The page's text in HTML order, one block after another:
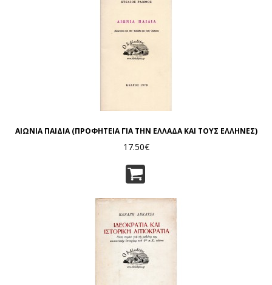
ΑΙΩΝΙΑ ΠΑΙΔΙΑ (ΠΡΟΦΗΤΕΙΑ ΓΙΑ ΤΗΝ ΕΛΛΑΔΑ ΚΑΙ ΤΟΥΣ ΕΛΛΗΝΕΣ)
17.50€